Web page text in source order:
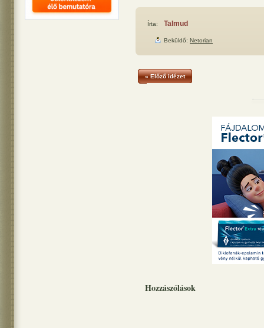
Írta: Talmud
Beküldő: Netorian
« Előző idézet
Hozzászólások